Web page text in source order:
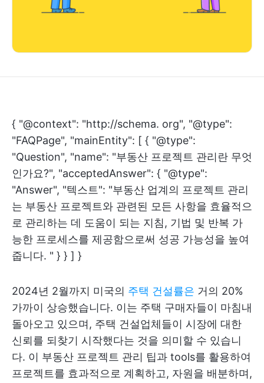
{ "@context": "http://schema. org", "@type":
"FAQPage", "mainEntity": [ { "@type":
"Question", "name": "부동산 프로젝트 관리란 무엇
인가요?", "acceptedAnswer": { "@type":
"Answer", "텍스트": "부동산 업계의 프로젝트 관리
는 부동산 프로젝트와 관련된 모든 사항을 효율적으
로 관리하는 데 도움이 되는 지침, 기법 및 반복 가
능한 프로세스를 제공함으로써 성공 가능성을 높여
줍니다. " } } ] }
2024년 2월까지 미국의 주택 건설률은 거의 20%
가까이 상승했습니다. 이는 주택 구매자들이 마침내
돌아오고 있으며, 주택 건설업체들이 시장에 대한
신뢰를 되찾기 시작했다는 것을 의미할 수 있습니
다. 이 부동산 프로젝트 관리 팁과 tools를 활용하여
프로젝트를 효과적으로 계획하고, 자원을 배분하며,